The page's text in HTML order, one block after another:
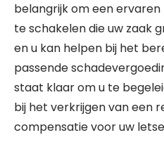
belangrijk om een
te schakelen die uw zaak
en u kan helpen bij het
passende
staat klaar om u te
bij het verkrijgen van een
compensatie voor uw